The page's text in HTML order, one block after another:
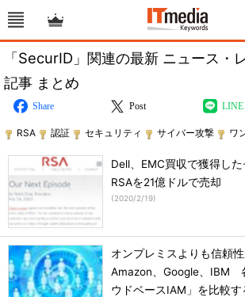
「SecurID」関連の最新 ニュース・
記事 まとめ
Share Post LINE
RSA 認証 セキュリティ サイバー攻撃 ワ
Dell、EMC買収で獲得し
RSAを21億ドルで売却
(2020/2/19)
オンプレミスよりも信頼
Amazon、Google、IBM
ウドベースIAM」を比較す